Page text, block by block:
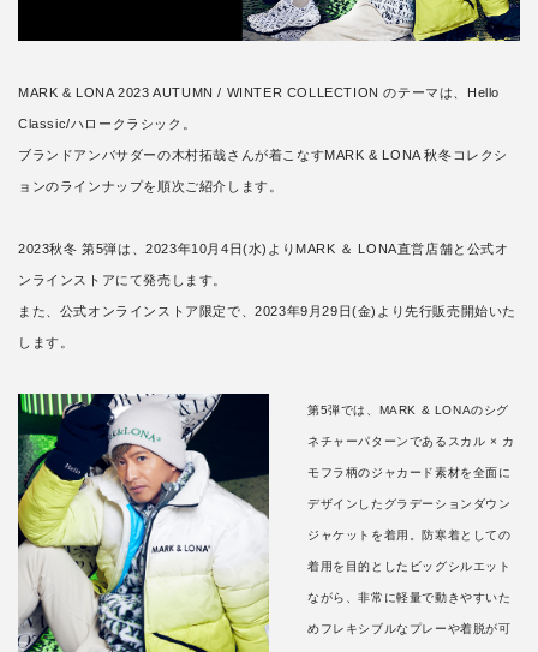
MARK & LONA 2023 AUTUMN / WINTER COLLECTION のテーマは、Hello
Classic/ハロークラシック。
ブランドアンバサダーの木村拓哉さんが着こなすMARK & LONA 秋冬コレクシ
ョンのラインナップを順次ご紹介します。
2023秋冬 第5弾は、2023年10月4日(水)よりMARK ＆ LONA直営店舗と公式オ
ンラインストアにて発売します。
また、公式オンラインストア限定で、2023年9月29日(金)より先行販売開始いた
します。
第5弾では、MARK & LONAのシグ
ネチャーパターンであるスカル × カ
モフラ柄のジャカード素材を全面に
デザインしたグラデーションダウン
ジャケットを着用。防寒着としての
着用を目的としたビッグシルエット
ながら、非常に軽量で動きやすいた
めフレキシブルなプレーや着脱が可